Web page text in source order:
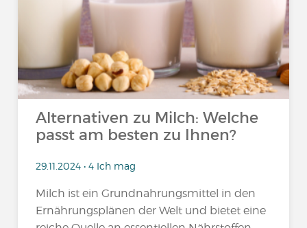
Alternativen zu Milch: Welche
passt am besten zu Ihnen?
29.11.2024 • 4 Ich mag
Milch ist ein Grundnahrungsmittel in den
Ernährungsplänen der Welt und bietet eine